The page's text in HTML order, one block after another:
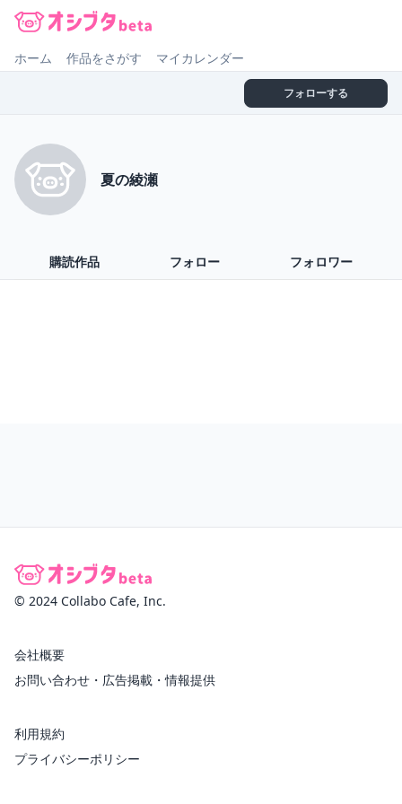
ホーム 作品をさがす マイカレンダー
フォローする
夏の綾瀬
購読作品 フォロー フォロワー
© 2024 Collabo Cafe, Inc.
会社概要
お問い合わせ・広告掲載・情報提供
利用規約
プライバシーポリシー